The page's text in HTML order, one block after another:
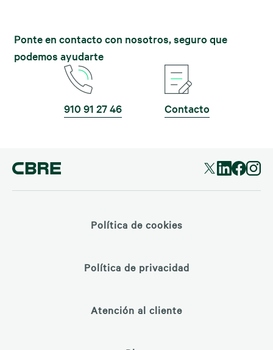
Ponte en contacto con nosotros, seguro que
podemos ayudarte
910 91 27 46 Contacto
Política de cookies
Política de privacidad
Atención al cliente